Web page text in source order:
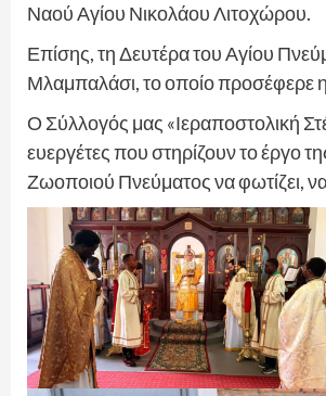
Ναού Αγίου Νικολάου Λιτοχώρου.
Επίσης, τη Δευτέρα του Αγίου
Μλαμπαλάσι, το οποίο προσέφερε
Ο Σύλλογός μας «Ιεραποστολική
ευεργέτες που στηρίζουν το έργο
Ζωοποιού Πνεύματος να φωτίζει,